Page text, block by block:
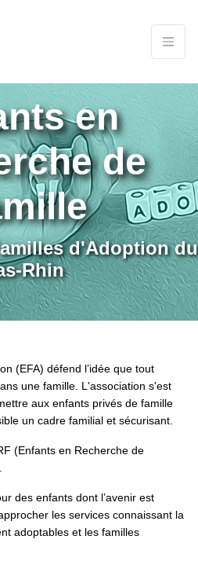
en
de
d'Adoption du
Rhin
(EFA) défend l’idée que tout
une famille. L'association s'est
aux enfants privés de famille
un cadre familial et sécurisant.
(Enfants en Recherche de
des enfants dont l’avenir est
les services connaissant la
adoptables et les familles